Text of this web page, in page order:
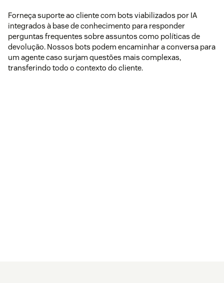
Forneça suporte ao cliente com bots viabilizados por IA
integrados à base de conhecimento para responder
perguntas frequentes sobre assuntos como políticas de
devolução. Nossos bots podem encaminhar a conversa para
um agente caso surjam questões mais complexas,
transferindo todo o contexto do cliente.